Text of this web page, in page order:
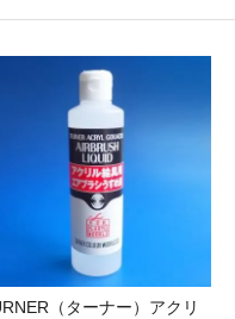
（ターナー）アクリ